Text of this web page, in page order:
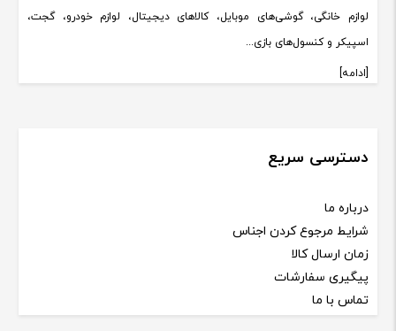
لوازم خانگی، گوشی‌های موبایل، کالاهای دیجیتال، لوازم خودرو، گجت،
اسپیکر و کنسول‌های بازی...
[ادامه]
دسترسی سریع
درباره ما
شرایط مرجوع کردن اجناس
زمان ارسال کالا
پیگیری سفارشات
تماس با ما